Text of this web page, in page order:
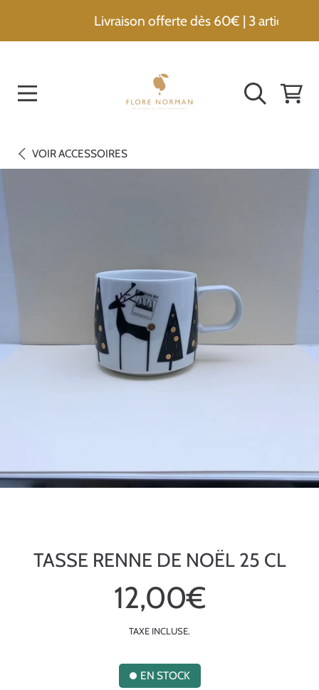
ALLER AU CONTENU
Livraison offerte dès 60€ | 3 articles
PANIER
VOIRACCESSOIRES
TASSE RENNE DE NOËL 25 CL
Prix
habituel
12,00€
TAXE INCLUSE.
EN STOCK